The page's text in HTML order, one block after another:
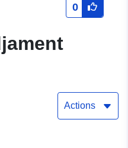
0
Actions